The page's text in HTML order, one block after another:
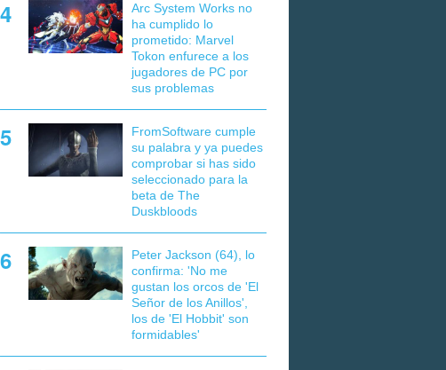
Arc System Works no
ha cumplido lo
prometido: Marvel
Tokon enfurece a los
jugadores de PC por
sus problemas
FromSoftware cumple
su palabra y ya puedes
comprobar si has sido
seleccionado para la
beta de The
Duskbloods
Peter Jackson (64), lo
confirma: 'No me
gustan los orcos de 'El
Señor de los Anillos',
los de 'El Hobbit' son
formidables'